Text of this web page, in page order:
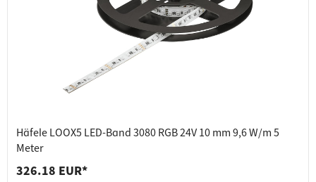
Häfele LOOX5 LED-Band 3080 RGB 24V 10 mm 9,6 W/m 5
Meter
326.18 EUR*